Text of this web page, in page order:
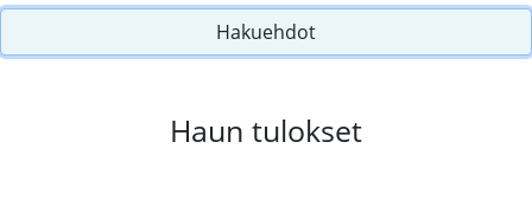
Hakuehdot
Haun tulokset